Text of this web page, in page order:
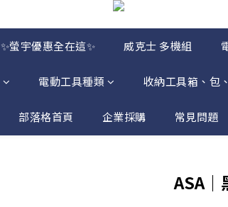
✨螢宇優惠全在這✨ 威克士 多機組
電動工具種類 收納工具箱、包
部落格首頁 企業採購 常見問題
ASA｜